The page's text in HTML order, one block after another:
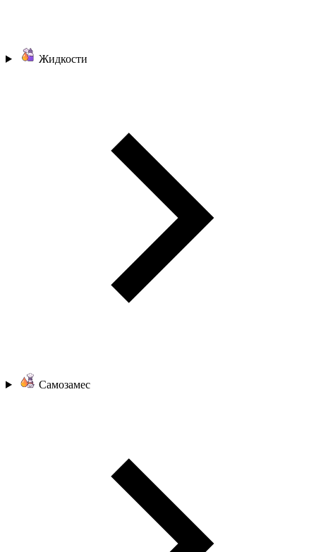
Жидкости
Самозамес